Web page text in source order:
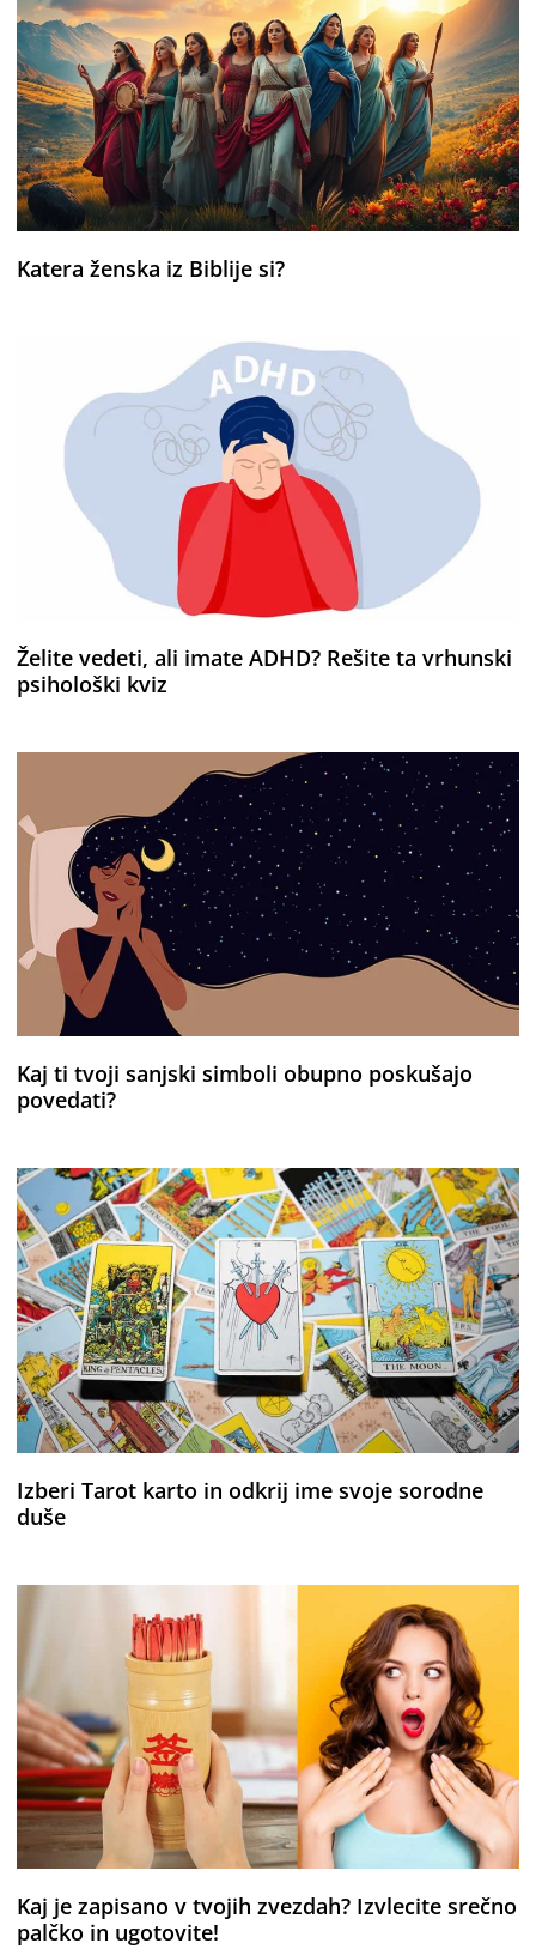
Katera ženska iz Biblije si?
Želite vedeti, ali imate ADHD? Rešite ta vrhunski
psihološki kviz
Kaj ti tvoji sanjski simboli obupno poskušajo
povedati?
Izberi Tarot karto in odkrij ime svoje sorodne
duše
Kaj je zapisano v tvojih zvezdah? Izvlecite srečno
palčko in ugotovite!